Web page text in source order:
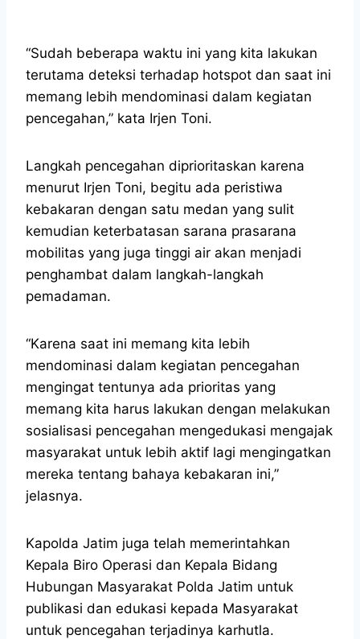
“Sudah beberapa waktu ini yang kita lakukan
terutama deteksi terhadap hotspot dan saat ini
memang lebih mendominasi dalam kegiatan
pencegahan,” kata Irjen Toni.
Langkah pencegahan diprioritaskan karena
menurut Irjen Toni, begitu ada peristiwa
kebakaran dengan satu medan yang sulit
kemudian keterbatasan sarana prasarana
mobilitas yang juga tinggi air akan menjadi
penghambat dalam langkah-langkah
pemadaman.
“Karena saat ini memang kita lebih
mendominasi dalam kegiatan pencegahan
mengingat tentunya ada prioritas yang
memang kita harus lakukan dengan melakukan
sosialisasi pencegahan mengedukasi mengajak
masyarakat untuk lebih aktif lagi mengingatkan
mereka tentang bahaya kebakaran ini,”
jelasnya.
Kapolda Jatim juga telah memerintahkan
Kepala Biro Operasi dan Kepala Bidang
Hubungan Masyarakat Polda Jatim untuk
publikasi dan edukasi kepada Masyarakat
untuk pencegahan terjadinya karhutla.